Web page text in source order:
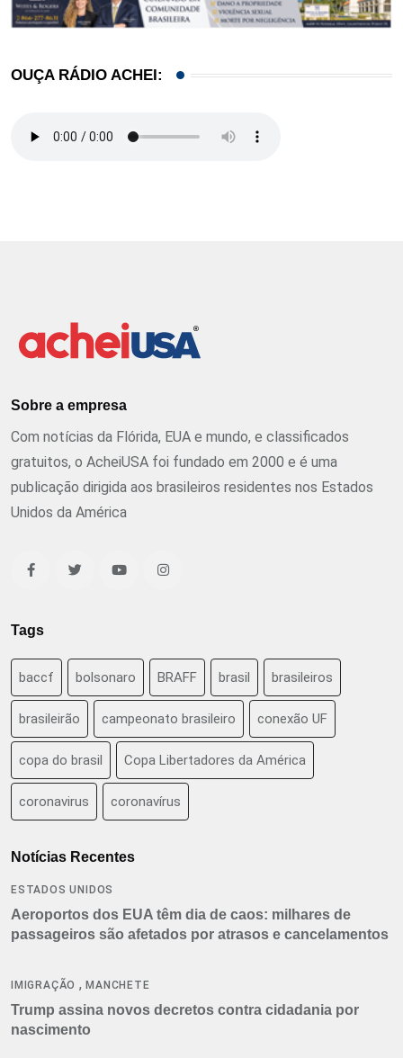
OUÇA RÁDIO ACHEI:
Sobre a empresa
Com notícias da Flórida, EUA e mundo, e classificados
gratuitos, o AcheiUSA foi fundado em 2000 e é uma
publicação dirigida aos brasileiros residentes nos Estados
Unidos da América
Tags
baccf bolsonaro BRAFF brasil brasileiros
brasileirão campeonato brasileiro conexão UF
copa do brasil Copa Libertadores da América
coronavirus coronavírus
Notícias Recentes
ESTADOS UNIDOS
Aeroportos dos EUA têm dia de caos: milhares de
passageiros são afetados por atrasos e cancelamentos
IMIGRAÇÃO ,MANCHETE
Trump assina novos decretos contra cidadania por
nascimento